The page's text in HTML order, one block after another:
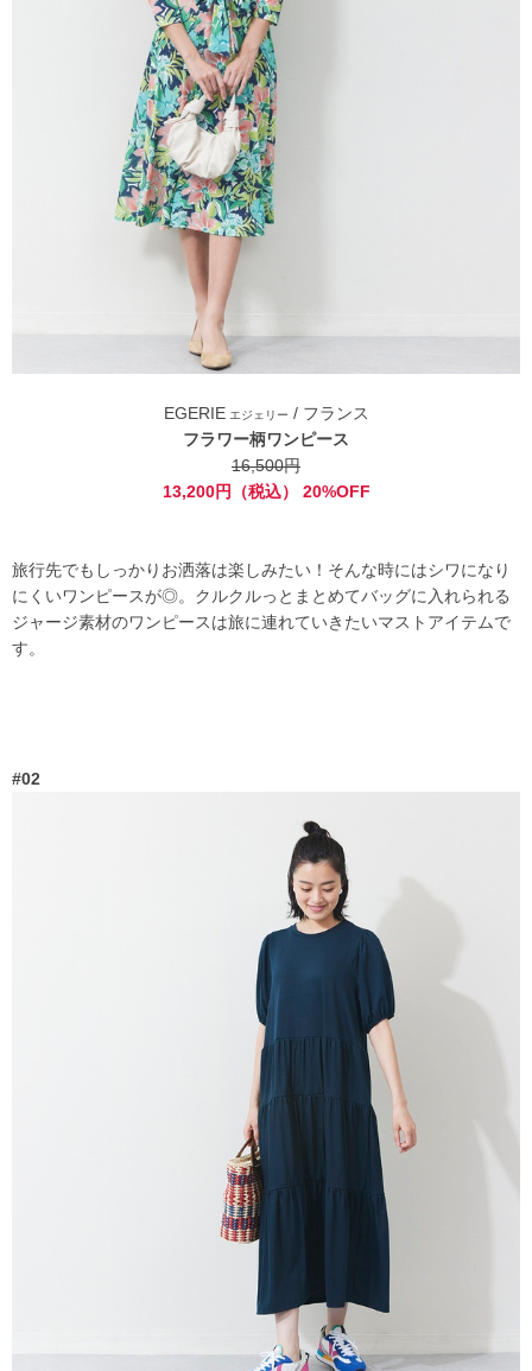
EGERIE エジェリー / フランス
フラワー柄ワンピース
16,500円
13,200円（税込） 20%OFF
旅行先でもしっかりお洒落は楽しみたい！そんな時にはシワになり
にくいワンピースが◎。クルクルっとまとめてバッグに入れられる
ジャージ素材のワンピースは旅に連れていきたいマストアイテムで
す。
#02